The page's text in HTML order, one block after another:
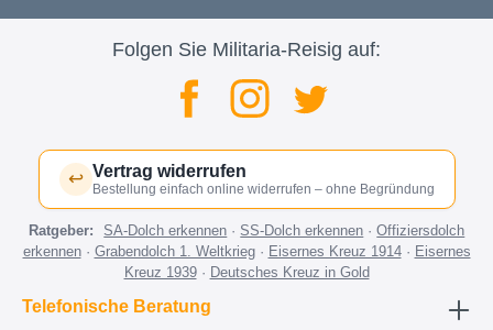
Folgen Sie Militaria-Reisig auf:
↩ Vertrag widerrufen
Bestellung einfach online widerrufen – ohne Begründung
Ratgeber: SA-Dolch erkennen ·SS-Dolch erkennen ·Offiziersdolch
erkennen· Grabendolch 1. Weltkrieg· Eisernes Kreuz 1914· Eisernes
Kreuz 1939· Deutsches Kreuz in Gold
Telefonische Beratung